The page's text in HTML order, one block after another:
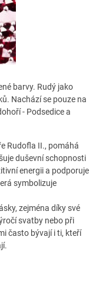
barvy. Rudý jako
Nachází se pouze na
- Podsedice a
Rudofla II., pomáhá
duševní schopnosti
energii a podporuje
symbolizuje
zejména díky své
svatby nebo při
často bývají i ti, kteří